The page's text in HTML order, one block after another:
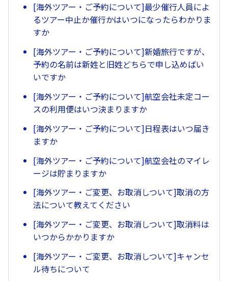
[海外ツアー・ご予約について]最少催行人員によ
るツアー中止か催行かはいつになったらわかりま
すか
[海外ツアー・ご予約について]新婚旅行ですが、
予約の名前は新姓と旧姓どちらで申し込めばい
いですか
[海外ツアー・ご予約について]航空会社未定コー
スの利用便はいつ決まりますか
[海外ツアー・ご予約について]日程表はいつ届き
ますか
[海外ツアー・ご予約について]航空会社のマイレ
ージは貯まりますか
[海外ツアー・ご変更、お取消しついて]取消の方
法について教えてください
[海外ツアー・ご変更、お取消しついて]取消料は
いつからかかりますか
[海外ツアー・ご変更、お取消しついて]キャンセ
ル待ちについて